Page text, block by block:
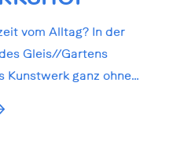
vom Alltag? In der
Gleis//Gartens
Kunstwerk ganz ohne